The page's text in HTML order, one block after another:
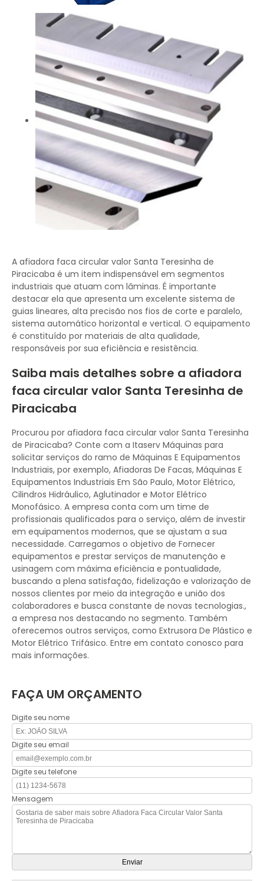
A afiadora faca circular valor Santa Teresinha de
Piracicaba é um item indispensável em segmentos
industriais que atuam com lâminas. É importante
destacar ela que apresenta um excelente sistema de
guias lineares, alta precisão nos fios de corte e paralelo,
sistema automático horizontal e vertical. O equipamento
é constituído por materiais de alta qualidade,
responsáveis por sua eficiência e resistência.
Saiba mais detalhes sobre a afiadora
faca circular valor Santa Teresinha de
Piracicaba
Procurou por afiadora faca circular valor Santa Teresinha
de Piracicaba? Conte com a Itaserv Máquinas para
solicitar serviços do ramo de Máquinas E Equipamentos
Industriais, por exemplo, Afiadoras De Facas, Máquinas E
Equipamentos Industriais Em São Paulo, Motor Elétrico,
Cilindros Hidráulico, Aglutinador e Motor Elétrico
Monofásico. A empresa conta com um time de
profissionais qualificados para o serviço, além de investir
em equipamentos modernos, que se ajustam a sua
necessidade. Carregamos o objetivo de Fornecer
equipamentos e prestar serviços de manutenção e
usinagem com máxima eficiência e pontualidade,
buscando a plena satisfação, fidelização e valorização de
nossos clientes por meio da integração e união dos
colaboradores e busca constante de novas tecnologias.,
a empresa nos destacando no segmento. Também
oferecemos outros serviços, como Extrusora De Plástico e
Motor Elétrico Trifásico. Entre em contato conosco para
mais informações.
FAÇA UM ORÇAMENTO
Digite seu nome
Digite seu email
Digite seu telefone
Mensagem